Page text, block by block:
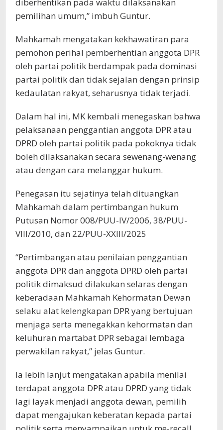
pemilihan umum,” imbuh Guntur.
Mahkamah mengatakan kekhawatiran para
pemohon perihal pemberhentian anggota DPR
oleh partai politik berdampak pada dominasi
partai politik dan tidak sejalan dengan prinsip
kedaulatan rakyat, seharusnya tidak terjadi.
Dalam hal ini, MK kembali menegaskan bahwa
pelaksanaan penggantian anggota DPR atau
DPRD oleh partai politik pada pokoknya tidak
boleh dilaksanakan secara sewenang-wenang
atau dengan cara melanggar hukum.
Penegasan itu sejatinya telah dituangkan
Mahkamah dalam pertimbangan hukum
Putusan Nomor 008/PUU-IV/2006, 38/PUU-
VIII/2010, dan 22/PUU-XXIII/2025
“Pertimbangan atau penilaian penggantian
anggota DPR dan anggota DPRD oleh partai
politik dimaksud dilakukan selaras dengan
keberadaan Mahkamah Kehormatan Dewan
selaku alat kelengkapan DPR yang bertujuan
menjaga serta menegakkan kehormatan dan
keluhuran martabat DPR sebagai lembaga
perwakilan rakyat,” jelas Guntur.
Ia lebih lanjut mengatakan apabila menilai
terdapat anggota DPR atau DPRD yang tidak
lagi layak menjadi anggota dewan, pemilih
dapat mengajukan keberatan kepada partai